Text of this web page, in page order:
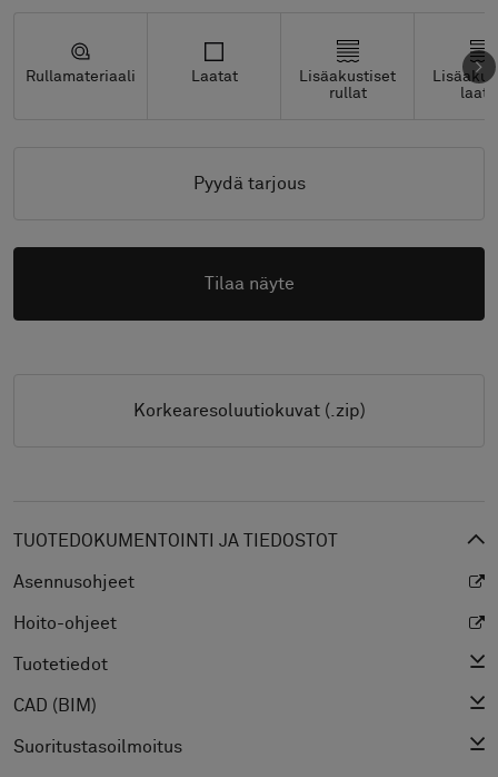
Rullamateriaali Laatat
Lisäakustiset
rullat
Pyydä tarjous
Tilaa näyte
Korkearesoluutiokuvat (.zip)
TUOTEDOKUMENTOINTI JA TIEDOSTOT
Asennusohjeet
Hoito-ohjeet
Tuotetiedot
CAD (BIM)
Suoritustasoilmoitus